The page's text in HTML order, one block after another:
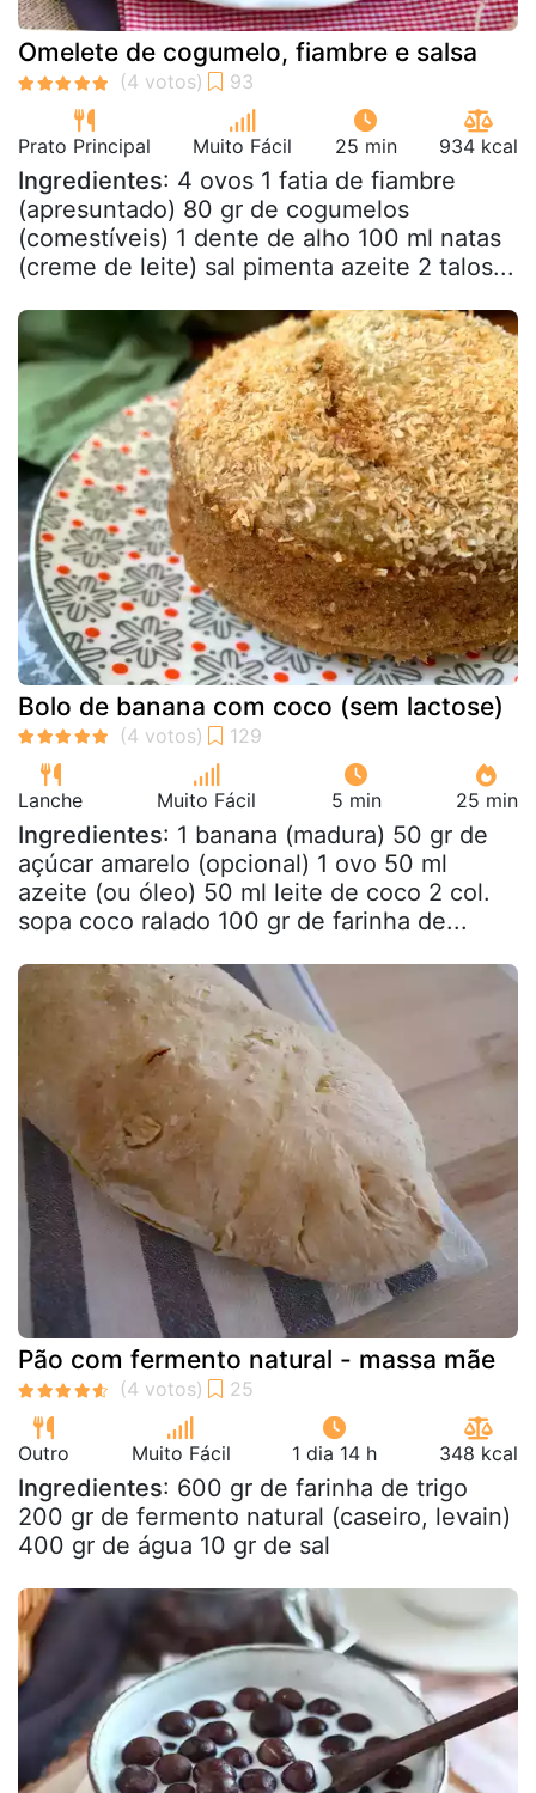
Omelete de cogumelo, fiambre e salsa
Prato Principal Muito Fácil 25 min 934 kcal
Ingredientes: 4 ovos 1 fatia de fiambre
(apresuntado) 80 gr de cogumelos
(comestíveis) 1 dente de alho 100 ml natas
(creme de leite) sal pimenta azeite 2 talos...
Bolo de banana com coco (sem lactose)
Lanche Muito Fácil 5 min 25 min
Ingredientes: 1 banana (madura) 50 gr de
açúcar amarelo (opcional) 1 ovo 50 ml
azeite (ou óleo) 50 ml leite de coco 2 col.
sopa coco ralado 100 gr de farinha de...
Pão com fermento natural - massa mãe
Outro Muito Fácil 1 dia 14 h 348 kcal
Ingredientes: 600 gr de farinha de trigo
200 gr de fermento natural (caseiro, levain)
400 gr de água 10 gr de sal